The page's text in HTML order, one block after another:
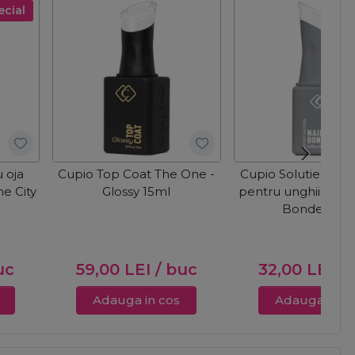
oja
City
Cupio Top Coat The One -
Glossy 15ml
59,00 LEI / buc
Adauga in cos
Cupio Solutie de
pentru unghii fara
Bonder 8ml
32,00 LEI
Adauga in